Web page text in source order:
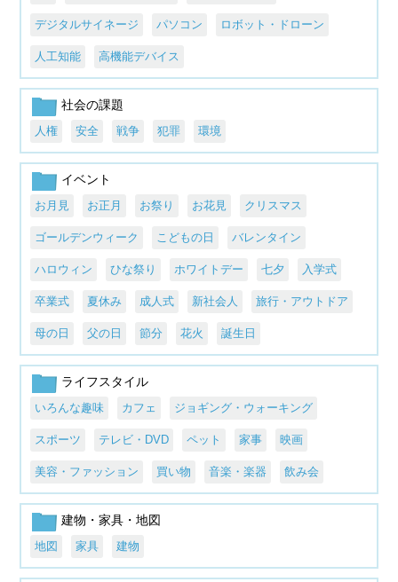
デジタルサイネージ パソコン ロボット・ドローン
人工知能 高機能デバイス
社会の課題
人権 安全 戦争 犯罪 環境
イベント
お月見 お正月 お祭り お花見 クリスマス
ゴールデンウィーク こどもの日 バレンタイン
ハロウィン ひな祭り ホワイトデー 七夕 入学式
卒業式 夏休み 成人式 新社会人 旅行・アウトドア
母の日 父の日 節分 花火 誕生日
ライフスタイル
いろんな趣味 カフェ ジョギング・ウォーキング
スポーツ テレビ・DVD ペット 家事 映画
美容・ファッション 買い物 音楽・楽器 飲み会
建物・家具・地図
地図 家具 建物